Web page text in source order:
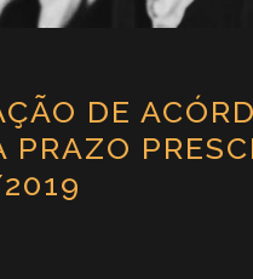
DE
PRAZO